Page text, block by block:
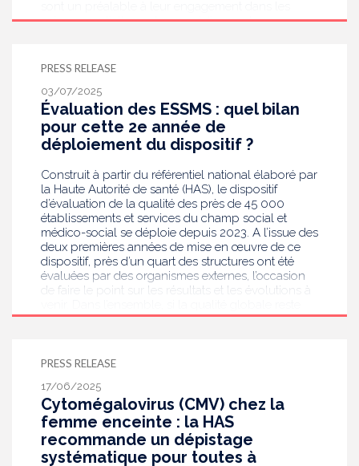
soins, essentiellement non médicamenteux.
PRESS RELEASE
03/07/2025
Évaluation des ESSMS : quel bilan
pour cette 2e année de
déploiement du dispositif ?
Construit à partir du référentiel national élaboré par
la Haute Autorité de santé (HAS), le dispositif
d’évaluation de la qualité des près de 45 000
établissements et services du champ social et
médico-social se déploie depuis 2023. A l’issue des
deux premières années de mise en œuvre de ce
dispositif, près d’un quart des structures ont été
évaluées par des organismes externes, l’occasion
de faire le point sur les résultats et les évolutions à
satisfaisante, des marges de progression subsistent.
compter de mi-septembre sur son service
PRESS RELEASE
17/06/2025
Cytomégalovirus (CMV) chez la
femme enceinte : la HAS
recommande un dépistage
systématique pour toutes à